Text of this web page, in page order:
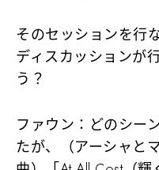
そのセッションを行
ディスカッションが
う？
ファウン ：どのシー
たが、（アーシャと